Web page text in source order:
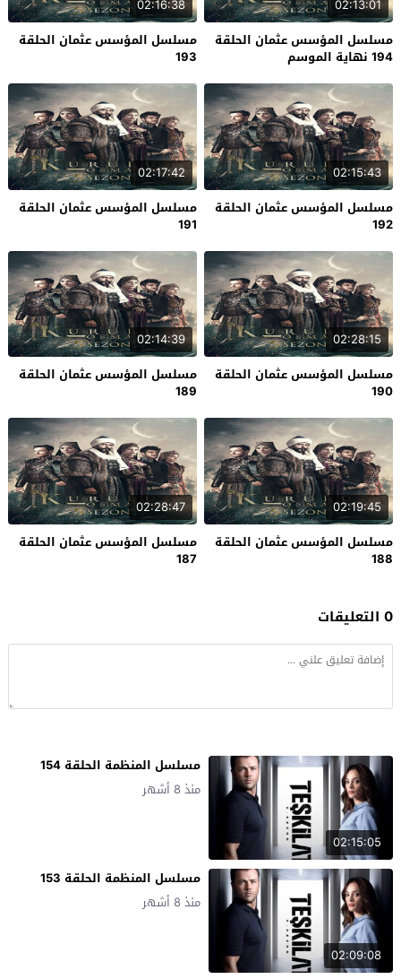
02:13:01
مسلسل المؤسس عثمان الحلقة
194 نهاية الموسم
02:16:38
مسلسل المؤسس عثمان الحلقة
193
02:15:43
مسلسل المؤسس عثمان الحلقة
192
02:17:42
مسلسل المؤسس عثمان الحلقة
191
02:28:15
مسلسل المؤسس عثمان الحلقة
190
02:14:39
مسلسل المؤسس عثمان الحلقة
189
02:19:45
مسلسل المؤسس عثمان الحلقة
188
02:28:47
مسلسل المؤسس عثمان الحلقة
187
0 التعليقات
02:15:05
مسلسل المنظمة الحلقة 154
منذ 8 أشهر
02:09:08
مسلسل المنظمة الحلقة 153
منذ 8 أشهر